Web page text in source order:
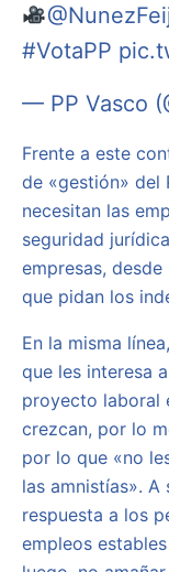
#VotaPP
— PP Vasco
Frente a este
de «gestión» del
necesitan las
seguridad
empresas,
que pidan los
En la misma
que les interesa
proyecto laboral
crezcan, por lo
por lo que «no
las amnistías».
respuesta a los
empleos